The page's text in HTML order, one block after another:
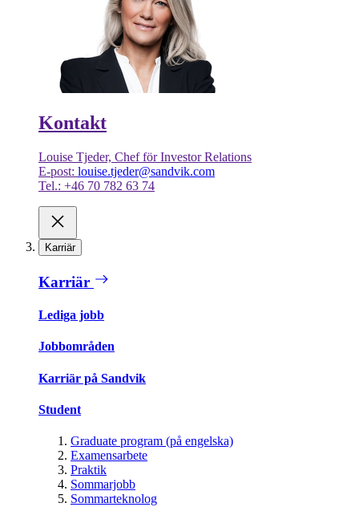
Kontakt
Louise Tjeder, Chef för Investor Relations
E-post: louise.tjeder@sandvik.com
Tel.: +46 70 782 63 74
Karriär
Karriär
Lediga jobb
Jobbområden
Karriär på Sandvik
Student
Graduate program (på engelska)
Examensarbete
Praktik
Sommarjobb
Sommarteknolog